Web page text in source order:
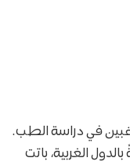
في دراسة الطب.
الغربية، باتت